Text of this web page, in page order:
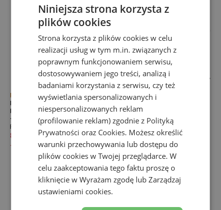
Promocja
Buty damskie New Balance
FuelCell SC Elite V5 WRCELLD5
– białe
FuelCell SuperComp Elite
869,99 zł 1299,99 zł
-
Promocja
Buty damskie New Balance
FuelCell SC Elite V5 WRCELLR5
– pomarańczowe
FuelCell SuperComp Elite
769,99 zł 1299,99 zł
-41%
Niniejsza strona korzysta z
plików cookies
Strona korzysta z plików cookies w celu
realizacji usług w tym m.in. związanych z
poprawnym funkcjonowaniem serwisu,
dostosowywaniem jego treści, analizą i
badaniami korzystania z serwisu, czy też
wyświetlania spersonalizowanych i
niespersonalizowanych reklam
(profilowanie reklam) zgodnie z Polityką
Prywatności oraz Cookies. Możesz określić
warunki przechowywania lub dostępu do
plików cookies w Twojej przeglądarce. W
celu zaakceptowania tego faktu proszę o
kliknięcie w Wyrażam zgodę lub Zarządzaj
ustawieniami cookies.